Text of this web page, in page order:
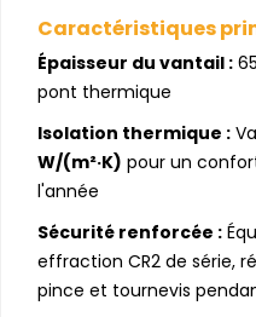
Caractéristiques
Épaisseur du vantail :
pont thermique
Isolation thermique :
W/(m²·K) pour un
l'année
Sécurité renforcée :
effraction CR2 de série,
pince et tournevis